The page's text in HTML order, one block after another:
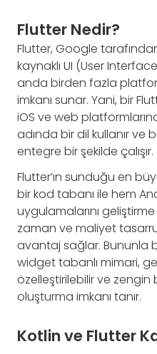
Flutter Nedir?
Flutter, Google
kaynaklı UI (User
anda birden fazla
imkanı sunar. Yani, bir
iOS ve web
adında bir dil kullanır ve
entegre bir şekilde çalışır.
Flutter’ın sunduğu en
bir kod tabanı ile hem
uygulamalarını geliştirme
zaman ve maliyet
avantaj sağlar. Bununla
widget tabanlı mimari,
özelleştirilebilir ve zengin
oluşturma imkanı tanır.
Kotlin ve Flutter